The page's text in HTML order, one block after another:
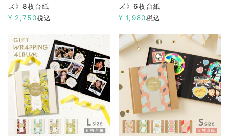
ズ》8枚台紙
¥ 2,750税込
ズ》6枚台紙
¥ 1,980税込